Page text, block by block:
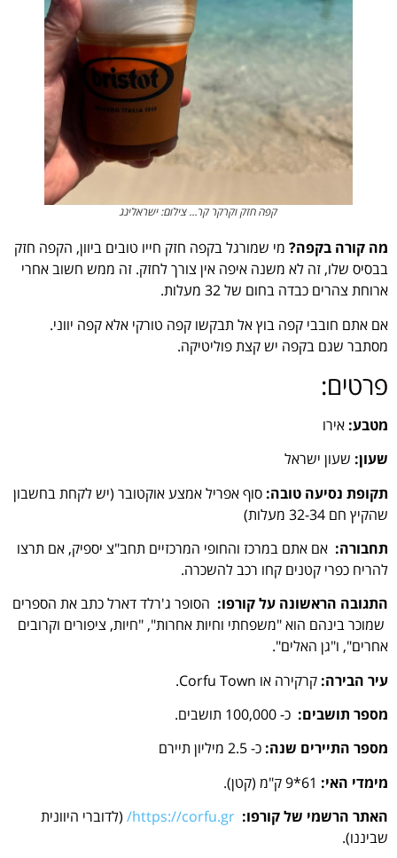
קפה חזק וקרקר קר… צילום: ישראלינג
מה קורה בקפה? מי שמורגל בקפה חזק חייו טובים ביוון, הקפה חזק
בבסיס שלו, זה לא משנה איפה אין צורך לחזק. זה ממש חשוב אחרי
ארוחת צהרים כבדה בחום של 32 מעלות.
אם אתם חובבי קפה בוץ אל תבקשו קפה טורקי אלא קפה יווני.
מסתבר שגם בקפה יש קצת פוליטיקה.
פרטים:
מטבע: אירו
שעון: שעון ישראל
תקופת נסיעה טובה: סוף אפריל אמצע אוקטובר (יש לקחת בחשבון
שהקיץ חם 32-34 מעלות)
תחבורה: אם אתם במרכז והחופי המרכזיים תחב"צ יספיק, אם תרצו
להריח כפרי קטנים קחו רכב להשכרה.
התגובה הראשונה על קורפו: הסופר ג'רלד דארל כתב את הספרים
שמוכר בינהם הוא "משפחתי וחיות אחרות", "חיות, ציפורים וקרובים
אחרים", ו"גן האלים".
עיר הבירה: קרקירה או Corfu Town.
מספר תושבים: כ- 100,000 תושבים.
מספר התיירים שנה: כ- 2.5 מיליון תיירם
מימדי האי: 61*9 ק"מ (קטן).
האתר הרשמי של קורפו: https://corfu.gr/ (לדוברי היוונית
שביננו).